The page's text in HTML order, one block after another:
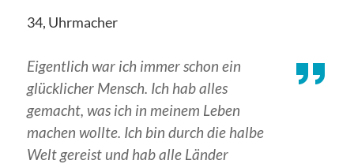
34, Uhrmacher
Eigentlich war ich immer schon ein
glücklicher Mensch. Ich hab alles
gemacht, was ich in meinem Leben
machen wollte. Ich bin durch die halbe
Welt gereist und hab alle Länder